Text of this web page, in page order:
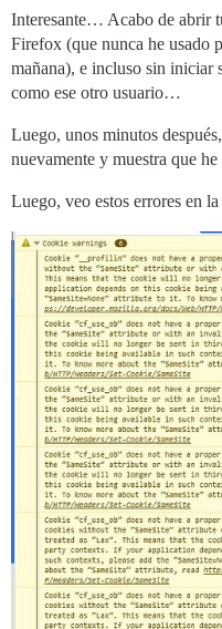
Interesante… Acabo de abrir
Firefox (que nunca he usado
mañana), e incluso sin iniciar
como ese otro usuario…
Luego, unos minutos
nuevamente y muestra que
Luego, veo estos errores en